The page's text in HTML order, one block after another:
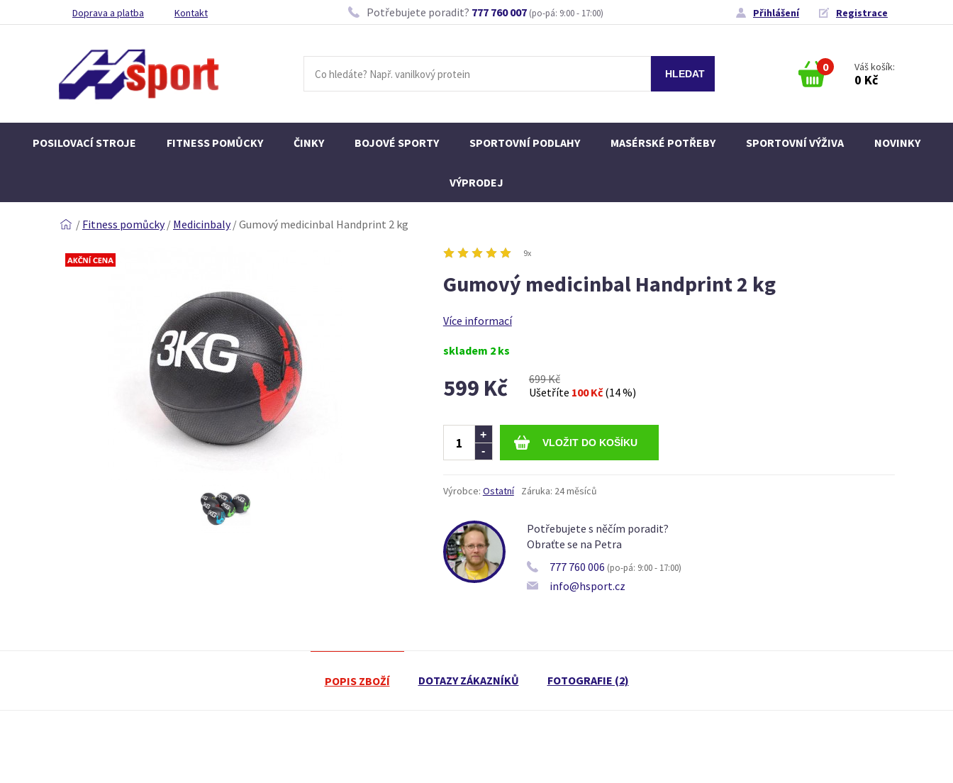
Doprava a platba Kontakt Potřebujete poradit? 777 760 007 (po-pá: 9:00 - 17:00) Přihlášení Registrace
0 Váš košík:
0 Kč
POSILOVACÍ STROJE FITNESS POMŮCKY ČINKY BOJOVÉ SPORTY SPORTOVNÍ PODLAHY MASÉRSKÉ POTŘEBY SPORTOVNÍ VÝŽIVA NOVINKY
VÝPRODEJ
/ Fitness pomůcky / Medicinbaly /Gumový medicinbal Handprint 2 kg
9x
Gumový medicinbal Handprint 2 kg
Více informací
skladem 2 ks
599 Kč
699 Kč
Ušetříte 100 Kč (14 %)
-
+
Výrobce: Ostatní Záruka: 24 měsíců
Potřebujete s něčím poradit?
Obraťte se na Petra
777 760 006 (po-pá: 9:00 - 17:00)
info@hsport.cz
POPIS ZBOŽÍ DOTAZY ZÁKAZNÍKŮ FOTOGRAFIE (2)